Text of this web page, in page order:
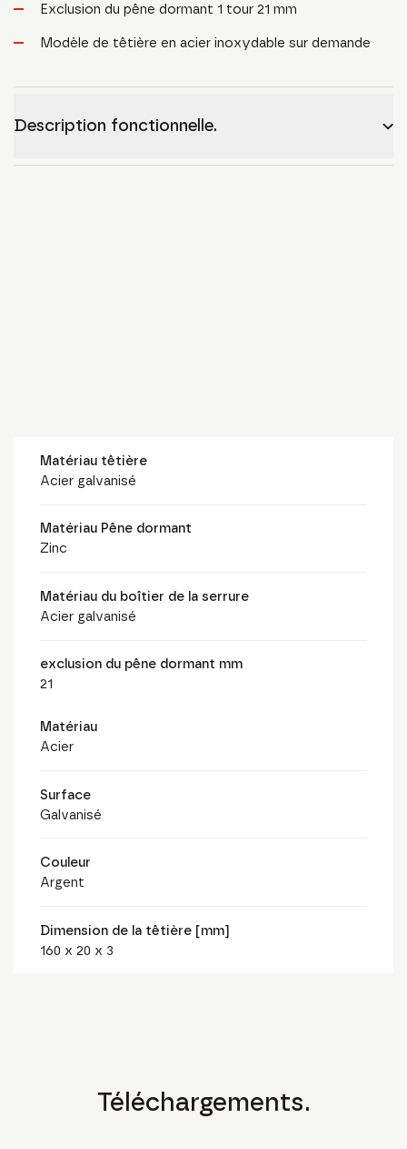
Exclusion du pêne dormant 1 tour 21 mm
Modèle de têtière en acier inoxydable sur demande
Description fonctionnelle.
Matériau têtière
Acier galvanisé
Matériau Pêne dormant
Zinc
Matériau du boîtier de la serrure
Acier galvanisé
exclusion du pêne dormant mm
21
Matériau
Acier
Surface
Galvanisé
Couleur
Argent
Dimension de la têtière [mm]
160 x 20 x 3
Téléchargements.